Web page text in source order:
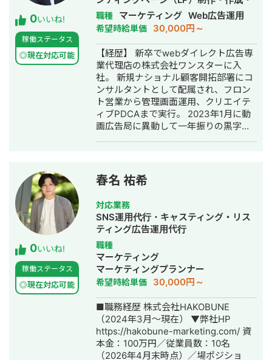
数の大幅獲得に成功 ▶︎ダイエットレシ
ピ系メディア アフィリエイトで月
100〜150万の売り上げ獲得 ▶︎暮らし系
メディア アフィリエイトで月100万の
売り上げ獲得 ▶︎大手カフェチェーンの
公式アカウント プロモーション目的の
リール動画再生回数：約60万回再生獲
得 キャンペーン企画＋広告運用＋クリ
エイティブの改善を行う ▶︎メンズ眉毛
サロン 運用2ヶ月：新規10名の来場獲
得 SNSと広告を並行し、
CPA5000→2500に削減 ▶︎EC下着メー
▶︎花屋・EC・店舗 運用8ヶ月：フォロ
ワー300→1.7万人 インスタ売り上げ：
0→100万以上 ●相談の流れ ご興味ござ
いましたら、1度オンラインにて打ち合
わせを行いますので、メールにてご連
絡ください。 平日18時以降、土日祝日
関わらず打ち合わせ可能です。 よろし
くお願いします。 問い合わせ先：
f5e82897e7vb85e05se@gmail.com
弊社の実績は、こちらにまとめており
ます。
https://docs.google.com/document/d/
R7oiw/edit?usp=sharing 合同会社TIM
のホームページはこちら https://tim-
service.jp/
入れており、マーケティング業務の効
率化、資料作成、メール返信、日程調
整、請求書・見積書作成、KPIモニタリ
ング、スライド生成など、ビジネスの
現場で使えるAI活用の支援にも注力し
ています。
0いいね!
稼働ステータス
◎現在対応可能
新規事業立上・キャスティング・記事
作成代行・ライティング・ホームペー
ジ制作・作成・バナー制作・デザイ
ン・リスティング広告運用代行・動画
制作・動画編集
職種 マーケティング Web広告運用
希望時給単価 30,000円～
【経歴】 新卒でwebダイレクト広告専
業代理店の株式会社ワンスターに入
社。 新規ナショナル顧客開拓部署にコ
ンサルタントとして配属され、フロン
ト営業から管理画面運用、クリエイテ
ィブPDCAまで実行。 2023年1月に動
画広告局に異動して一年振りの黒字化
会社BRAVEAIDを創業、代表取締役就
任。 【主な実績】 ・D2C系 飲料、食
品、化粧品、健康食品を中心に月額100
万円から最高1.65億円の運用実績があ
ります。 特にMeta広告、Google広告
の攻略が強く、時点でYDA、TikTok、
各種DSP、LINE（YDAに統合されます
が）、Smartnewsの順に運用、CPA目
標クリア実績があります。 ・来店系 脱
毛サロン、結婚相談所で月額2,000〜
5,000万円の運用実績があります。
Meta広告、Google広告、X広告、
TikAdsの順番で攻略しています。 ・
BtoB 国内最大手の企業向け研修企業と
現在も直取引でご支援しており、月間
2,000万円ほどの運用予算をお預かりし
0いいね!
稼働ステータス
◎現在対応可能
春名 祐希
対応業務
SNS運用代行・キャスティング・リス
ティング広告運用代行
職種
マーケティング
マーケティングプランナー
希望時給単価 30,000円～
■職務経歴 株式会社HAKOBUNE
（2024年3月〜現在） ▼弊社HP
https://hakobune-marketing.com/ 資
本金：100万円／従業員数：10名
（2026年4月末時点）／場ポジショ